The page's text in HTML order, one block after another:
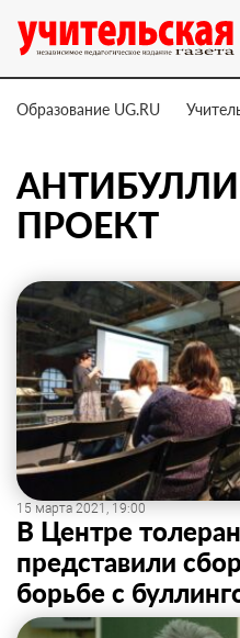
Образование UG.RU
ПРОЕКТ
15 марта 2021, 19:00
В Центре
представили
борьбе с